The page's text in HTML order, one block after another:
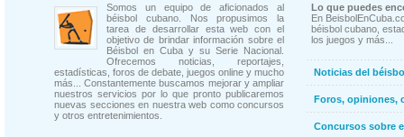
Somos un equipo de aficionados al
béisbol cubano. Nos propusimos la
tarea de desarrollar esta web con el
objetivo de brindar información sobre el
Béisbol en Cuba y su Serie Nacional.
Ofrecemos noticias, reportajes,
estadísticas, foros de debate, juegos online y mucho
más... Constantemente buscamos mejorar y ampliar
nuestros servicios por lo que pronto publicaremos
nuevas secciones en nuestra web como concursos
y otros entretenimientos.
Lo que puedes
En
béisbol cubano,
los juegos y más...
Noticias del
Foros, opiniones,
Concursos sobre